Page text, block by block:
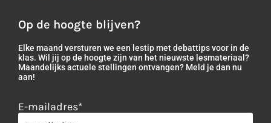
Op de hoogte blijven?
Elke maand versturen we een lestip met debattips voor in de
klas. Wil jij op de hoogte zijn van het nieuwste lesmateriaal?
Maandelijks actuele stellingen ontvangen? Meld je dan nu
aan!
E-mailadres*